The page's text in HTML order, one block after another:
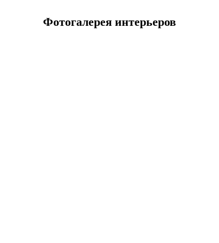
Фотогалерея интерьеров